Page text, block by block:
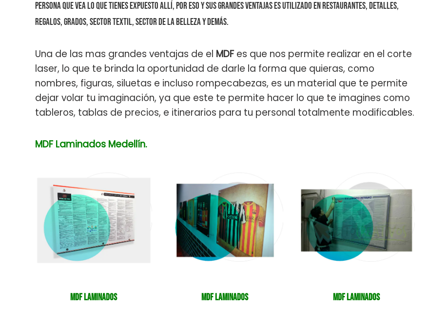
persona que vea lo que tienes expuesto allí, por eso y sus grandes ventajas es utilizado en restaurantes, detalles,
regalos, grados, sector textil, sector de la belleza y demás.
Una de las mas grandes ventajas de el MDFes que nos permite realizar en el corte
laser, lo que te brinda la oportunidad de darle la forma que quieras, como
nombres, figuras, siluetas e incluso rompecabezas, es un material que te permite
dejar volar tu imaginación, ya que este te permite hacer lo que te imagines como
tableros, tablas de precios, e itinerarios para tu personal totalmente modificables.
MDF Laminados Medellín.
MDF Laminados MDF Laminados MDF Laminados